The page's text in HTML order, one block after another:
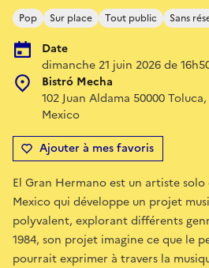
Pop Sur place Tout public Sans
Date
dimanche 21 juin 2026 de
Bistró Mecha
102 Juan Aldama 50000
Mexico
Ajouter à mes favoris
El Gran Hermano est un artiste
Mexico qui développe un projet
polyvalent, explorant différents
1984, son projet imagine ce que le
pourrait exprimer à travers la